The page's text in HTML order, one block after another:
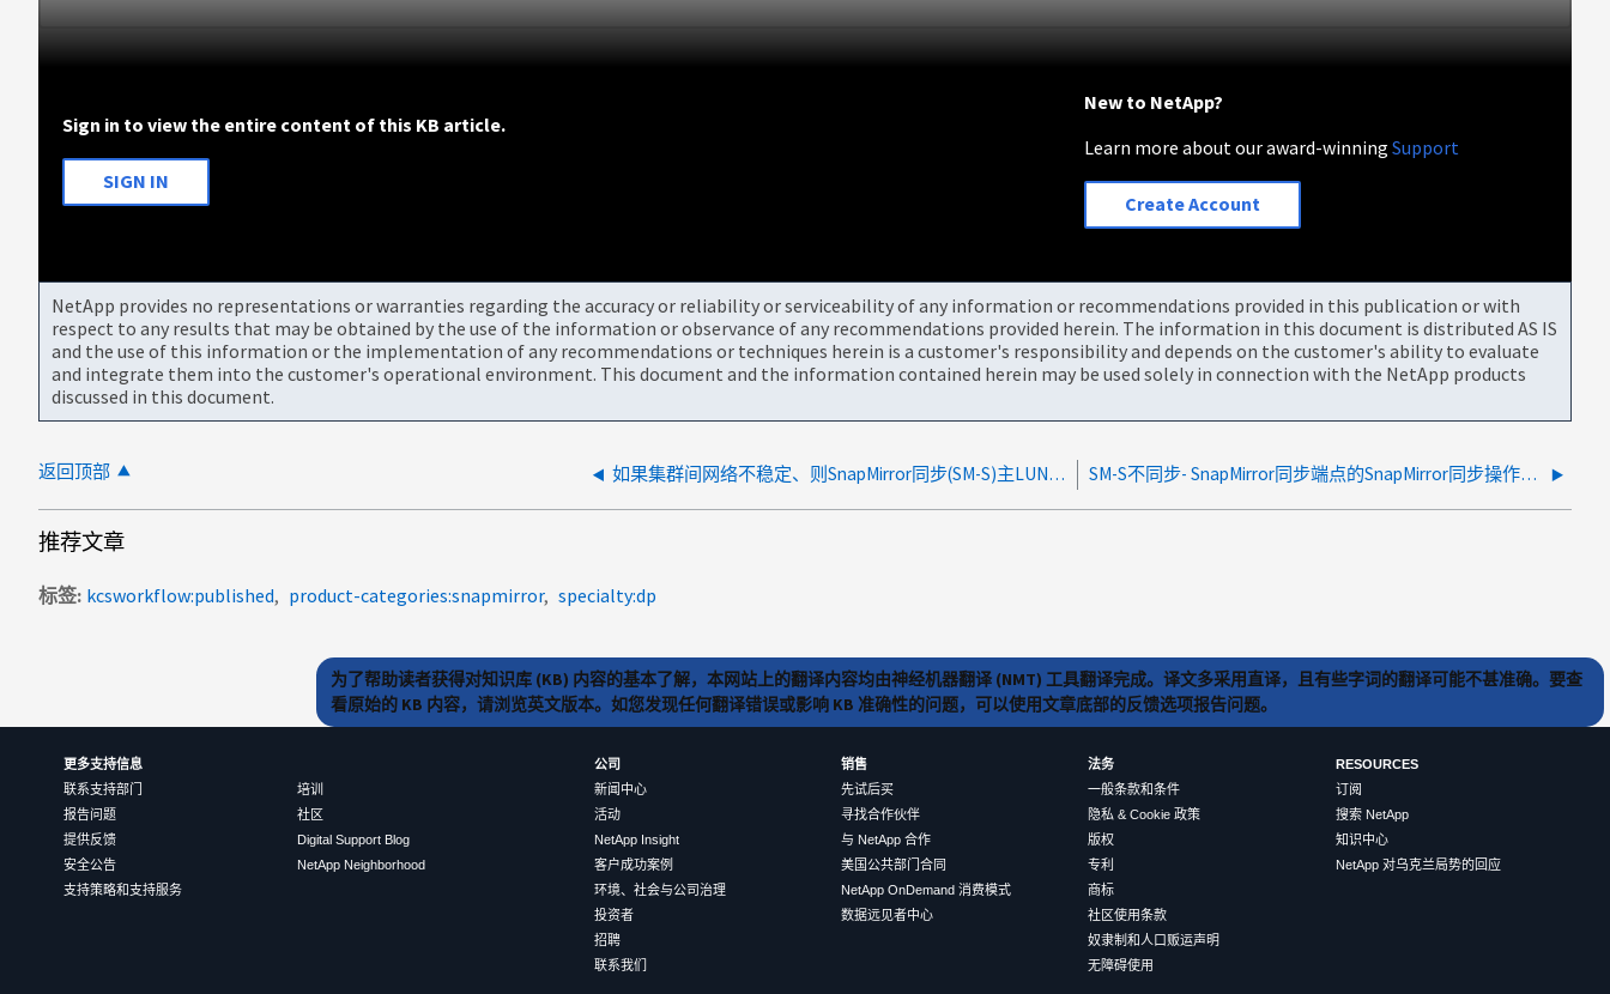
Sign in to view the entire content of this KB article.
SIGN IN
New to NetApp?
Learn more about our award-winningSupport
Create Account
NetApp provides no representations or warranties regarding the accuracy or reliability or serviceability of any information or recommendations provided in this publication or with
respect to any results that may be obtained by the use of the information or observance of any recommendations provided herein. The information in this document is distributed AS IS
and the use of this information or the implementation of any recommendations or techniques herein is a customer's responsibility and depends on the customer's ability to evaluate
and integrate them into the customer's operational environment. This document and the information contained herein may be used solely in connection with the NetApp products
discussed in this document.
返回顶部 如果集群间网络不稳定、则SnapMirror同步(SM-S)主LUN访问会受到影响 SM-S不同步- SnapMirror同步端点的SnapMirror同步操作超时
推荐文章
标签 kcsworkflow:published product-categories:snapmirror specialty:dp
为了帮助读者获得对知识库 (KB) 内容的基本了解，本网站上的翻译内容均由神经机器翻译 (NMT) 工具翻译完成。译文多采用直译，且有些字词的翻译可能不甚准确。要查
看原始的 KB 内容，请浏览英文版本。如您发现任何翻译错误或影响 KB 准确性的问题，可以使用文章底部的反馈选项报告问题。
更多支持信息
联系支持部门
报告问题
提供反馈
安全公告
支持策略和支持服务
培训
社区
Digital Support Blog
NetApp Neighborhood
公司
新闻中心
活动
NetApp Insight
客户成功案例
环境、社会与公司治理
投资者
招聘
联系我们
销售
先试后买
寻找合作伙伴
与 NetApp 合作
美国公共部门合同
NetApp OnDemand 消费模式
数据远见者中心
法务
一般条款和条件
隐私 & Cookie 政策
版权
专利
商标
社区使用条款
奴隶制和人口贩运声明
无障碍使用
RESOURCES
订阅
搜索 NetApp
知识中心
NetApp 对乌克兰局势的回应